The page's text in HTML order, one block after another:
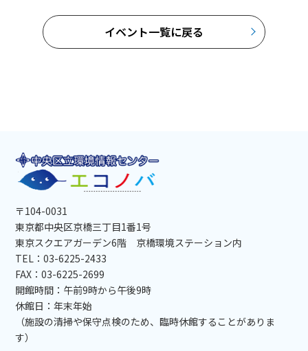
イベント一覧に戻る
〒104-0031
東京都中央区京橋三丁目1番1号
東京スクエアガーデン6階 京橋環境ステーション内
TEL：03-6225-2433
FAX：03-6225-2699
開館時間：午前9時から午後9時
休館日：年末年始
（施設の清掃や保守点検のため、臨時休館することがありま
す）